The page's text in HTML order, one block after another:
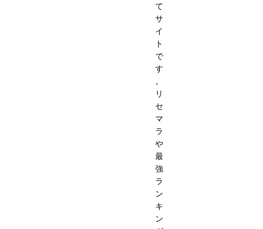
て
サ
イ
ト
で
す
。
リ
セ
マ
ラ
や
最
強
ラ
ン
キ
ン